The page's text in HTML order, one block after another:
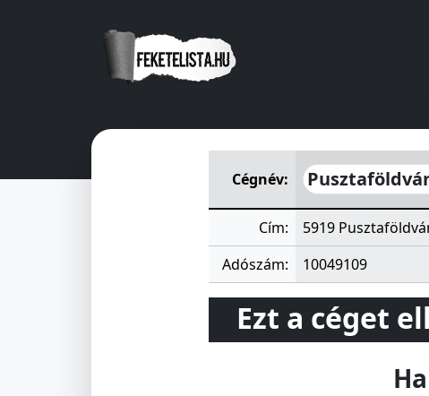
Pusztaföldvári Búzakalász
Cégnév:
Cím:
5919
Adószám:
10049109
Ezt a céget